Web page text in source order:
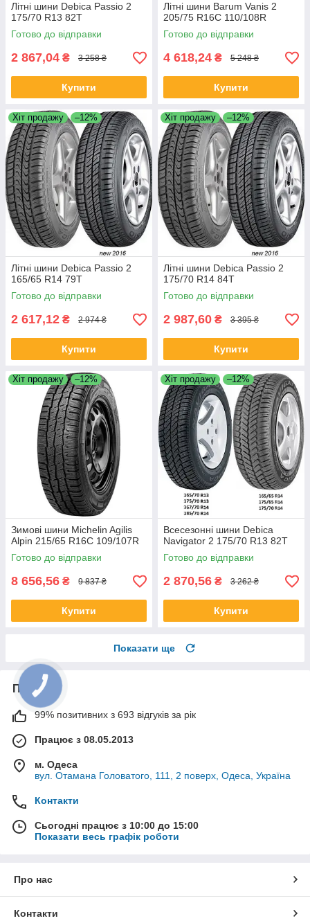
Літні шини Debica Passio 2
175/70 R13 82T
Готово до відправки
2 867,04 ₴ 3 258 ₴
Купити
Літні шини Barum Vanis 2
205/75 R16C 110/108R
Готово до відправки
4 618,24 ₴ 5 248 ₴
Купити
Хіт продажу –12%
Літні шини Debica Passio 2
165/65 R14 79T
Готово до відправки
2 617,12 ₴ 2 974 ₴
Купити
Хіт продажу –12%
Літні шини Debica Passio 2
175/70 R14 84T
Готово до відправки
2 987,60 ₴ 3 395 ₴
Купити
Хіт продажу –12%
Зимові шини Michelin Agilis
Alpin 215/65 R16C 109/107R
Готово до відправки
8 656,56 ₴ 9 837 ₴
Купити
Хіт продажу –12%
Всесезонні шини Debica
Navigator 2 175/70 R13 82T
Готово до відправки
2 870,56 ₴ 3 262 ₴
Купити
Показати ще
Про нас
99% позитивних з 693 відгуків за рік
Працює з 08.05.2013
м. Одеса
вул. Отамана Головатого, 111, 2 поверх, Одеса, Україна
Контакти
Сьогодні працює з 10:00 до 15:00
Показати весь графік роботи
Про нас
Контакти